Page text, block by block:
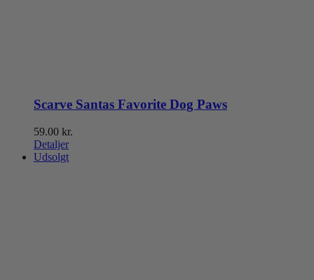
Scarve Santas Favorite Dog Paws
59.00 kr.
Detaljer
Udsolgt